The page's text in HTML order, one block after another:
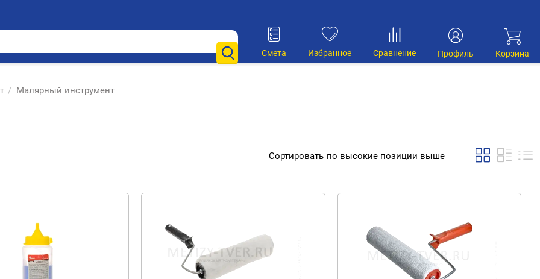
Корзина
Профиль
Сравнение
Избранное
Смета
/ Малярный инструмент
Сортировать по высокие позиции выше